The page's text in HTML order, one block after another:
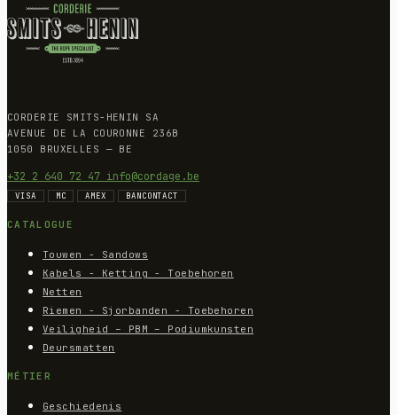
CORDERIE SMITS-HENIN SA
AVENUE DE LA COURONNE 236B
1050 BRUXELLES — BE
+32 2 640 72 47 info@cordage.be
VISA MC AMEX BANCONTACT
CATALOGUE
Touwen - Sandows
Kabels - Ketting - Toebehoren
Netten
Riemen - Sjorbanden - Toebehoren
Veiligheid – PBM – Podiumkunsten
Deursmatten
MÉTIER
Geschiedenis